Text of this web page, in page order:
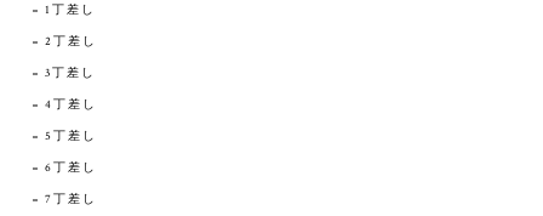
1丁差し
2丁差し
3丁差し
4丁差し
5丁差し
6丁差し
7丁差し